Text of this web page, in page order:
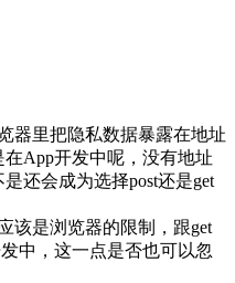
器里把隐私数据暴露在地址
App开发中呢，没有地址
还会成为选择post还是get
该是浏览器的限制，跟get
中，这一点是否也可以忽